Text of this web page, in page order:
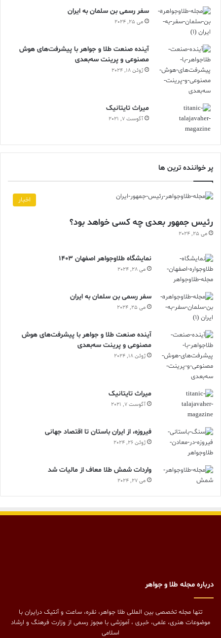
سفر رسمی بن سلمان به ایران
می 25, 2024
آینده صنعت طلا و جواهر با پیشرفت‌های هوش
مصنوعی و پرینت سه‌بعدی
ژوئن 18, 2024
ميراث تايتانيک
آگوست 7, 2021
پر خواننده ترین ها
اخبار
رئیس جمهور بعدی چه کسی خواهد بود؟
می 25, 2024
نمایشگاه طلاوجواهر اصفهان 1403
می 28, 2024
سفر رسمی بن سلمان به ایران
می 25, 2024
آینده صنعت طلا و جواهر با پیشرفت‌های هوش
مصنوعی و پرینت سه‌بعدی
ژوئن 18, 2024
ميراث تايتانيک
آگوست 7, 2021
فیروزه، از ایران باستان تا اقتصاد جهانی
ژوئن 26, 2024
واردات شمش طلا معاف از مالیات شد
می 27, 2024
درباره مجله طلا و جواهر
تنها مجله تخصصی بین المللی طلا جواهر، نقره، ساعت و آنتیک درایران با
موضوعات هنری، علمی، خبری ، آموزشی با مجوز رسمی از وزارت فرهنگ و ارشاد
اسلامی